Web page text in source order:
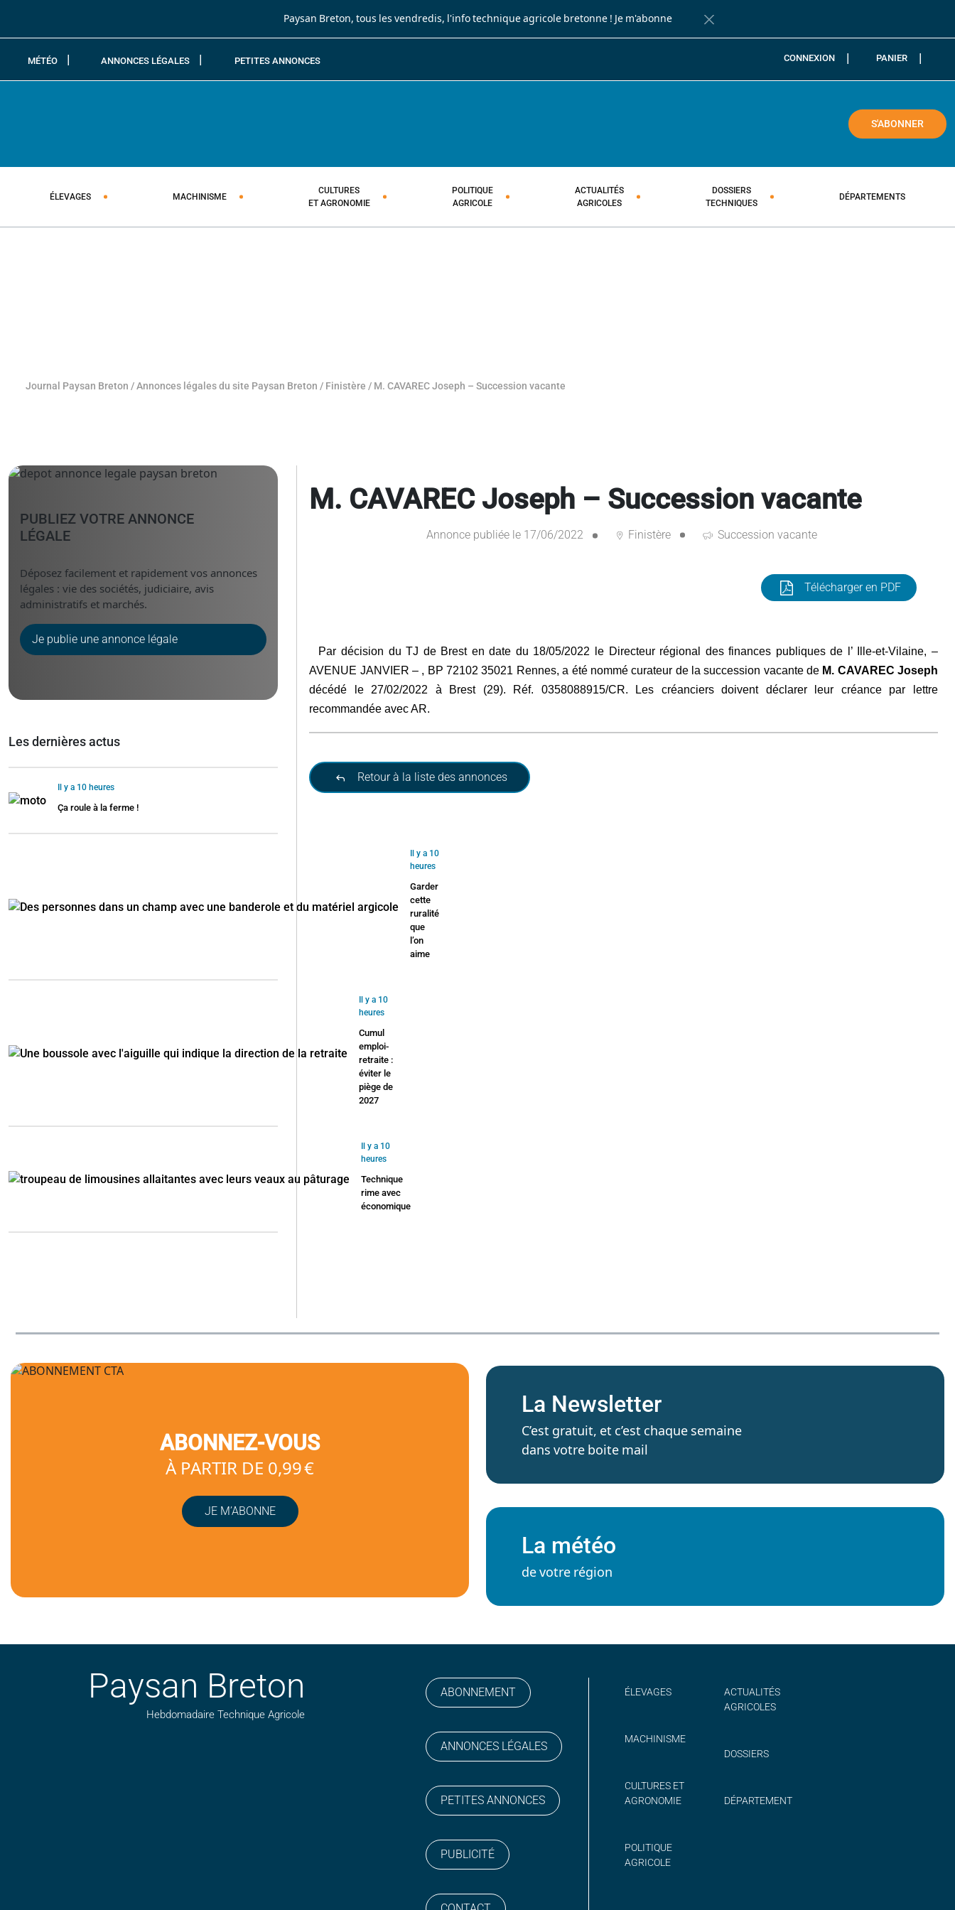
Paysan Breton, tous les vendredis, l'info technique agricole bretonne ! Je m'abonne
Fermer la barre de notification
MÉTÉO ANNONCES LÉGALES PETITES ANNONCES CONNEXION PANIER
S'ABONNER
ÉLEVAGES MACHINISME
CULTURES
ET AGRONOMIE
POLITIQUE
AGRICOLE
ACTUALITÉS
AGRICOLES
DOSSIERS
TECHNIQUES
DÉPARTEMENTS
Journal Paysan Breton /Annonces légales du site Paysan Breton / Finistère / M. CAVAREC Joseph – Succession vacante
M. CAVAREC Joseph – Succession vacante
Annonce publiée le 17/06/2022 Finistère Succession vacante
Télécharger en PDF
Par décision du TJ de Brest en date du 18/05/2022 le Directeur régional des finances publiques de l’ Ille-et-Vilaine, –
AVENUE JANVIER – , BP 72102 35021 Rennes, a été nommé curateur de la succession vacante de M. CAVAREC Joseph
décédé le 27/02/2022 à Brest (29). Réf. 0358088915/CR. Les créanciers doivent déclarer leur créance par lettre
recommandée avec AR.
Retour à la liste des annonces
PUBLIEZ VOTRE ANNONCE
LÉGALE
Déposez facilement et rapidement vos annonces
légales : vie des sociétés, judiciaire, avis
administratifs et marchés.
Je publie une annonce légale
Les dernières actus
Il y a 10 heures
Ça roule à la ferme !
Il y a 10
heures
Garder
cette
ruralité
que
l’on
aime
Il y a 10
heures
Cumul
emploi-
retraite :
éviter le
piège de
2027
Il y a 10
heures
Technique
rime avec
économique
ABONNEZ-VOUS
À PARTIR DE 0,99 €
JE M’ABONNE
La Newsletter
C’est gratuit, et c’est chaque semaine
dans votre boite mail
La météo
de votre région
Paysan Breton
Hebdomadaire Technique Agricole
ABONNEMENT
ANNONCES LÉGALES
PETITES ANNONCES
PUBLICITÉ
ÉLEVAGES
MACHINISME
CULTURES ET
AGRONOMIE
POLITIQUE
AGRICOLE
ACTUALITÉS
AGRICOLES
DOSSIERS
DÉPARTEMENT